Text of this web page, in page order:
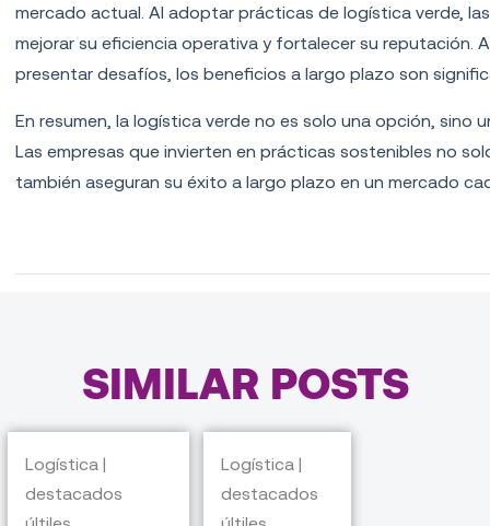
mercado actual. Al adoptar prácticas de logística verde,
mejorar su eficiencia operativa y fortalecer su reputación.
presentar desafíos, los beneficios a largo plazo son
En resumen, la logística verde no es solo una opción,
Las empresas que invierten en prácticas sostenibles no
también aseguran su éxito a largo plazo en un mercado
SIMILAR POSTS
Logística |
destacados
Logística |
destacados